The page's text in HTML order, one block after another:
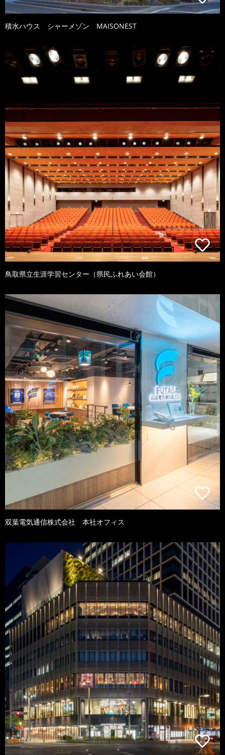
積水ハウス シャーメゾン MAISONEST
鳥取県立生涯学習センター（県民ふれあい会館）
双葉電気通信株式会社 本社オフィス